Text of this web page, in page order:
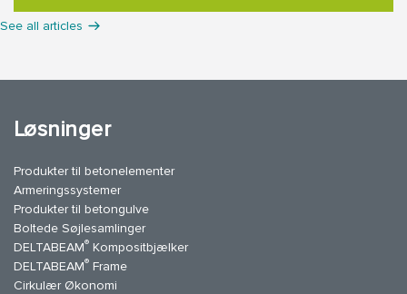
See all articles
Løsninger
Produkter til betonelementer
Armeringssystemer
Produkter til betongulve
Boltede Søjlesamlinger
DELTABEAM® Kompositbjælker
DELTABEAM® Frame
Cirkulær Økonomi